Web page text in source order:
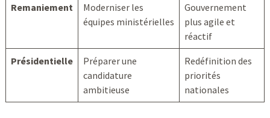
Remaniement
Moderniser les
équipes ministérielles
Gouvernement
plus agile et
réactif
Présidentielle
Préparer une
candidature
ambitieuse
Redéfinition des
priorités
nationales